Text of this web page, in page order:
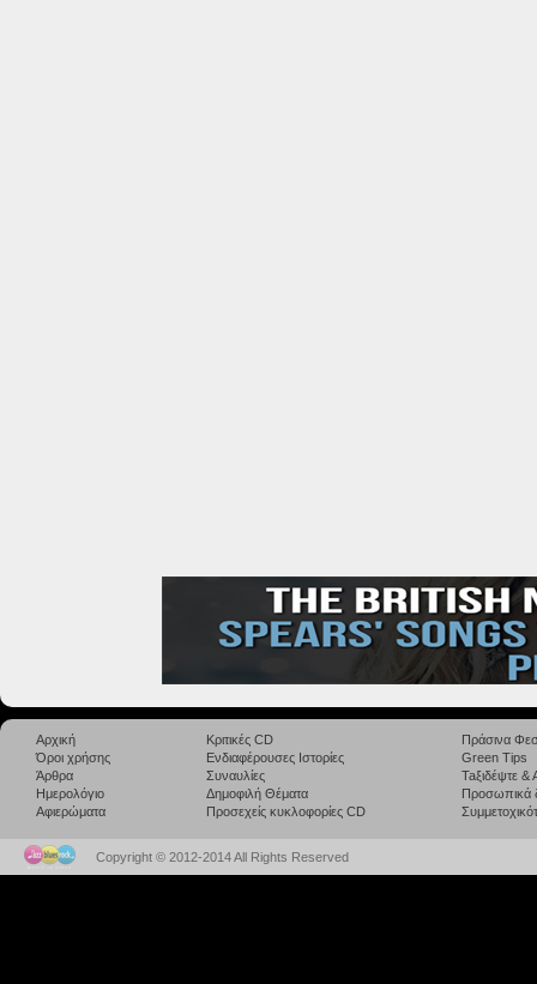
Αρχική
Όροι χρήσης
Άρθρα
Ημερολόγιο
Αφιερώματα
Κριτικές CD
Ενδιαφέρουσες Ιστορίες
Συναυλίες
Δημοφιλή Θέματα
Προσεχείς κυκλοφορίες CD
Πράσινα
Green Tips
Taξιδέψτε
Προσωπικά
Copyright © 2012-2014 All Rights Reserved